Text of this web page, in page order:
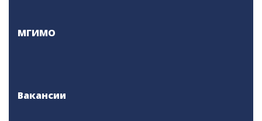
МГИМО
Вакансии